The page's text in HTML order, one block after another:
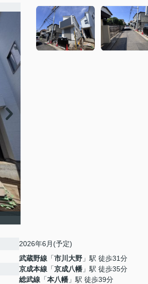
2026年6月(予定)
武蔵野線 「市川大野 」駅 徒歩31分
京成本線 「京成八幡 」駅 徒歩35分
総武線 「本八幡 」駅 徒歩39分